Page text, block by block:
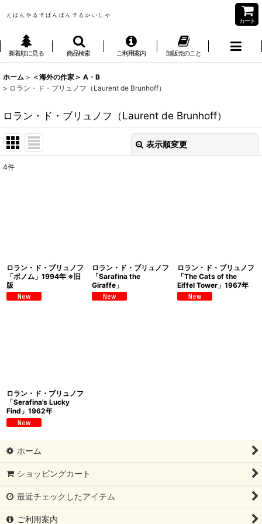
カート
新着順に見る 商品検索 ご利用案内 卸販売のこと
ホーム > ＜海外の作家＞ A・B
> ロラン・ド・ブリュノフ（Laurent de Brunhoff）
ロラン・ド・ブリュノフ（Laurent de Brunhoff）
表示順変更
4件
ロラン・ド・ブリュノフ
「ボノム」1994年 ※旧
版
ロラン・ド・ブリュノフ
「Sarafina the
Giraffe」
ロラン・ド・ブリュノフ
「The Cats of the
Eiffel Tower」1967年
ロラン・ド・ブリュノフ
「Serafina's Lucky
Find」1962年
ホーム
ショッピングカート
最近チェックしたアイテム
ご利用案内